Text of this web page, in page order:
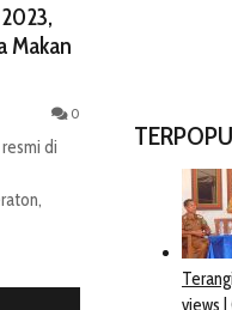
Makan
0
di